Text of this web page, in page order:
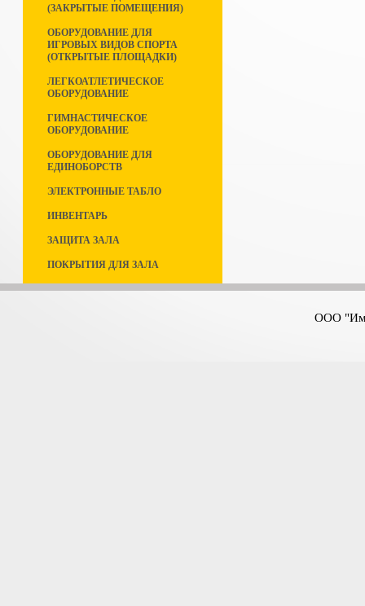
(ЗАКРЫТЫЕ ПОМЕЩЕНИЯ)
ОБОРУДОВАНИЕ ДЛЯ
ИГРОВЫХ ВИДОВ СПОРТА
(ОТКРЫТЫЕ ПЛОЩАДКИ)
ЛЕГКОАТЛЕТИЧЕСКОЕ
ОБОРУДОВАНИЕ
ГИМНАСТИЧЕСКОЕ
ОБОРУДОВАНИЕ
ОБОРУДОВАНИЕ ДЛЯ
ЕДИНОБОРСТВ
ЭЛЕКТРОННЫЕ ТАБЛО
ИНВЕНТАРЬ
ЗАЩИТА ЗАЛА
ПОКРЫТИЯ ДЛЯ ЗАЛА
ООО